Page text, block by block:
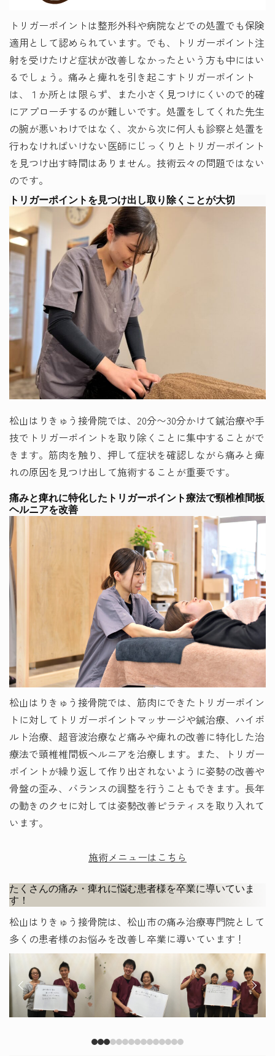
トリガーポイントは整形外科や病院などでの処置でも保険
適用として認められています。でも、トリガーポイント注
射を受けたけど症状が改善しなかったという方も中にはい
るでしょう。痛みと痺れを引き起こすトリガーポイント
は、１か所とは限らず、また小さく見つけにくいので的確
にアプローチするのが難しいです。処置をしてくれた先生
の腕が悪いわけではなく、次から次に何人も診察と処置を
行わなければいけない医師にじっくりとトリガーポイント
を見つけ出す時間はありません。技術云々の問題ではない
のです。
トリガーポイントを見つけ出し取り除くことが大切
松山はりきゅう接骨院では、20分〜30分かけて鍼治療や手
技でトリガーポイントを取り除くことに集中することがで
きます。筋肉を触り、押して症状を確認しながら痛みと痺
れの原因を見つけ出して施術することが重要です。
痛みと痺れに特化したトリガーポイント療法で頸椎椎間板
ヘルニアを改善
松山はりきゅう接骨院では、筋肉にできたトリガーポイン
トに対してトリガーポイントマッサージや鍼治療、ハイボ
ルト治療、超音波治療など痛みや痺れの改善に特化した治
療法で頸椎椎間板ヘルニアを治療します。また、トリガー
ポイントが繰り返して作り出されないように姿勢の改善や
骨盤の歪み、バランスの調整を行うこともできます。長年
の動きのクセに対しては姿勢改善ピラティスを取り入れて
います。
施術メニューはこちら
たくさんの痛み・痺れに悩む患者様を卒業に導いていま
す！
松山はりきゅう接骨院は、松山市の痛み治療専門院として
多くの患者様のお悩みを改善し卒業に導いています！